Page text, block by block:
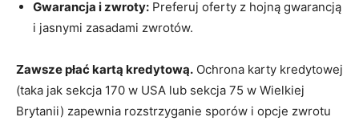
Gwarancja i zwroty: Preferuj oferty z hojną gwarancją
i jasnymi zasadami zwrotów.
Zawsze płać kartą kredytową. Ochrona karty kredytowej
(taka jak sekcja 170 w USA lub sekcja 75 w Wielkiej
Brytanii) zapewnia rozstrzyganie sporów i opcje zwrotu